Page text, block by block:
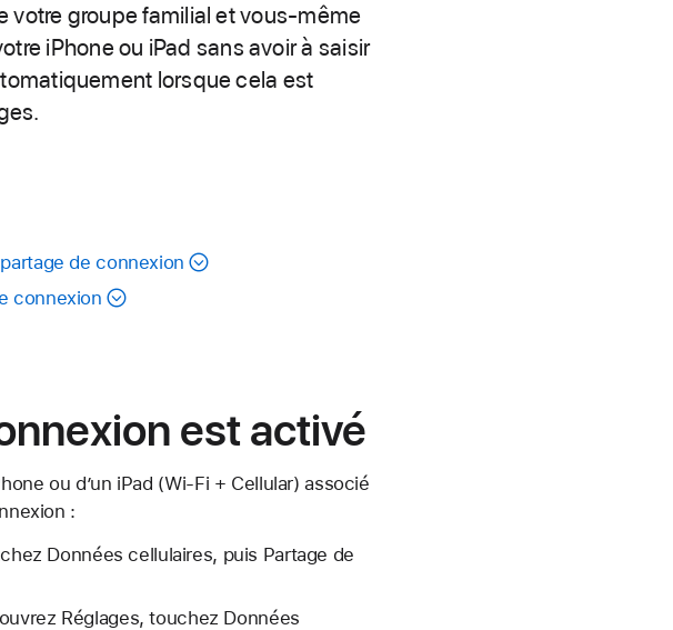
votre groupe familial et vous-même
iPhone ou iPad sans avoir à saisir
lorsque cela est
de connexion
connexion
est activé
ou d’un iPad (Wi-Fi + Cellular) associé
:
Données cellulaires, puis Partage de
Réglages, touchez Données